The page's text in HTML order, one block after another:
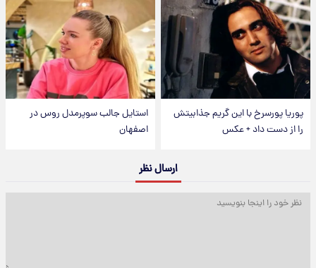
پوریا پورسرخ با این گریم جذابیتش
را از دست داد + عکس
استایل جالب سوپرمدل روس در
اصفهان
ارسال نظر